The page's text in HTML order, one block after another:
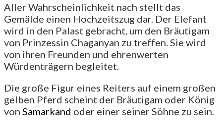
Aller Wahrscheinlichkeit nach stellt das
Gemälde einen Hochzeitszug dar. Der Elefant
wird in den Palast gebracht, um den Bräutigam
von Prinzessin Chaganyan zu treffen. Sie wird
von ihren Freunden und ehrenwerten
Würdenträgern begleitet.
Die große Figur eines Reiters auf einem großen
gelben Pferd scheint der Bräutigam oder König
von Samarkand oder einer seiner Söhne zu sein.